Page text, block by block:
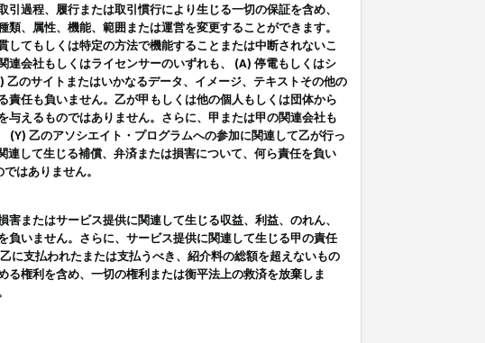
過程、履行または取引慣行により生じる一切の保証を含め、
、属性、機能、範囲または運営を変更することができます。
てもしくは特定の方法で機能することまたは中断されないこ
会社もしくはライセンサーのいずれも、 (A) 停電もしくはシ
のサイトまたはいかなるデータ、イメージ、テキストその他の
任も負いません。乙が甲もしくは他の個人もしくは団体から
えるものではありません。さらに、甲または甲の関連会社も
(Y) 乙のアソシエイト・プログラムへの参加に関連して乙が行っ
して生じる補償、弁済または損害について、何ら責任を負い
はありません。
またはサービス提供に関連して生じる収益、利益、のれん、
いません。さらに、サービス提供に関連して生じる甲の責任
に支払われたまたは支払うべき、紹介料の総額を超えないもの
権利を含め、一切の権利または衡平法上の救済を放棄しま